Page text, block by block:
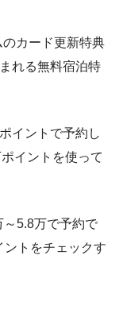
カード更新特典
れる無料宿泊特
イントで予約し
イントを使って
5.8万で予約で
ントをチェックす